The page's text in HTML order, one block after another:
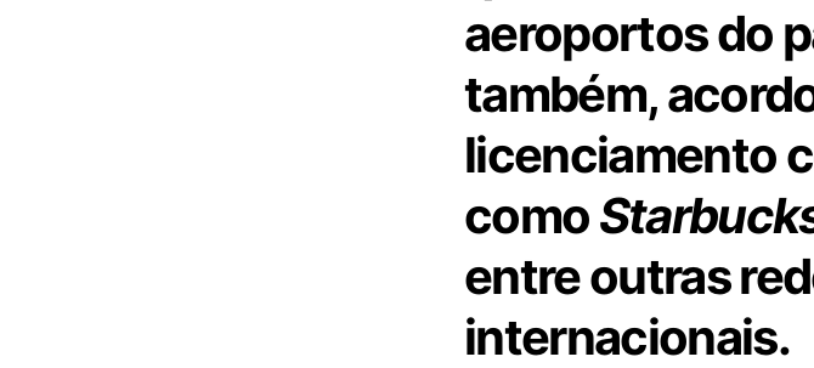
aeroportos do
também,
licenciamento
como
entre outras
internacionais.